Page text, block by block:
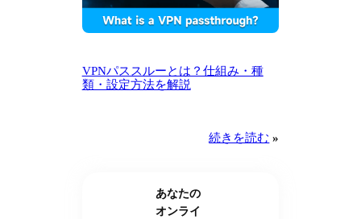
VPNパススルーとは？仕組み・種
類・設定方法を解説
続きを読む »
あなたの
オンライ